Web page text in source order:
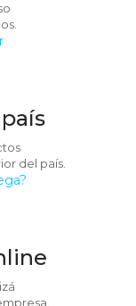
del país.